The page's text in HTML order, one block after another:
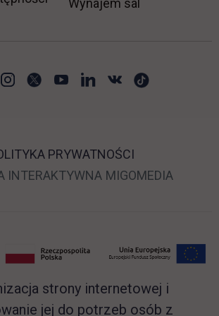
Wynajem sal
PRYWATNOŚCI
INTERAKTYWNA LINK OTWIERA SIĘ
MIGOMEDIA
strony internetowej i
jej do potrzeb osób z